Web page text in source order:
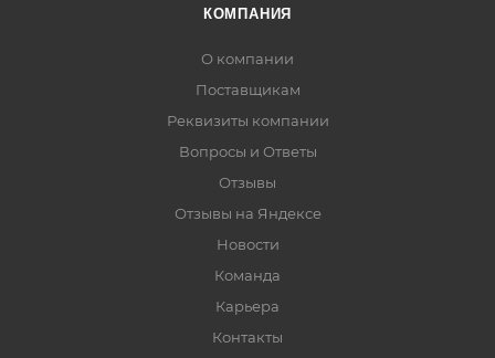
КОМПАНИЯ
О компании
Поставщикам
Реквизиты компании
Вопросы и Ответы
Отзывы
Отзывы на Яндексе
Новости
Команда
Карьера
Контакты